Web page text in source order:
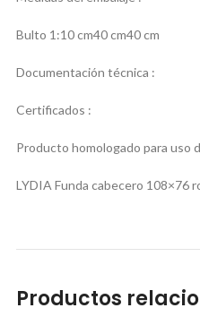
Bulto 1:10 cm40 cm40 cm
Documentación técnica :
Certificados :
Producto homologado para uso
LYDIA Funda cabecero 108×76
Productos